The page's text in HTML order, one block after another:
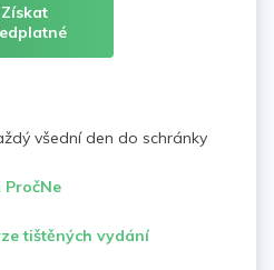
Získat
všední den do schránky
tištěných vydání